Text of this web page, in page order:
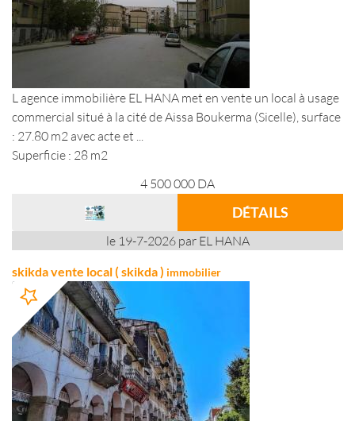
L agence immobilière EL HANA met en vente un local à usage
commercial situé à la cité de Aissa Boukerma (Sicelle), surface
: 27.80 m2 avec acte et ...
Superficie : 28 m2
4 500 000 DA
DÉTAILS
le 19-7-2026 par EL HANA
skikda vente local ( skikda ) immobilier